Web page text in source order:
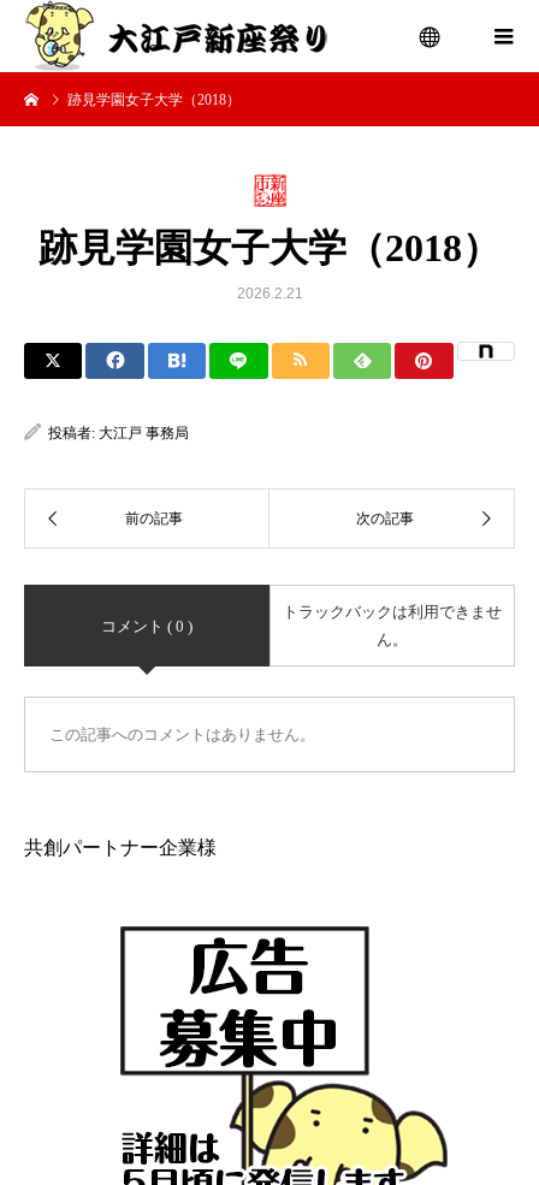
跡見学園女子大学（2018）
跡見学園女子大学（2018）
2026.2.21
投稿者: 大江戸 事務局
コメント ( 0 )
トラックバックは利用できませ
ん。
この記事へのコメントはありません。
共創パートナー企業様